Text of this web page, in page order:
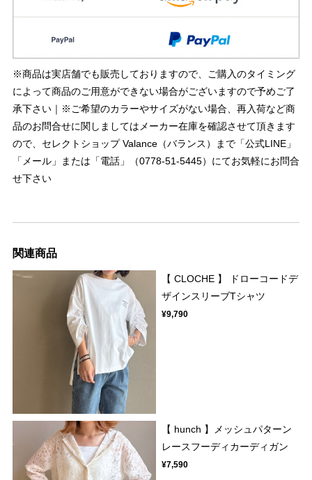
※商品は実店舗でも販売しておりますので、ご購入のタイミング
によって商品のご用意ができない場合がございますので予めご了
承下さい｜※ご希望のカラーやサイズがない場合、再入荷など商
品のお問合せに関しましてはメーカー在庫を確認させて頂きます
ので、セレクトショップ Valance（バランス）まで「公式LINE」
「メール」または「電話」（0778-51-5445）にてお気軽にお問合
せ下さい
関連商品
【 CLOCHE 】 ドローコードデ
ザインスリーブTシャツ
¥9,790
【 hunch 】メッシュパターン
レースフーディカーディガン
¥7,590